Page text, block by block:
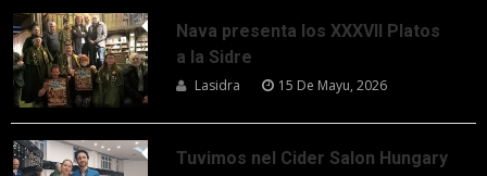
Nava presenta los XXXVII Platos
a la Sidre
Lasidra 15 De Mayu, 2026
Tuvimos nel Cider Salon Hungary